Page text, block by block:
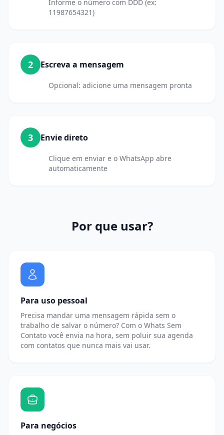
Informe o número com DDD (ex:
11987654321)
2 Escreva a mensagem
Opcional: adicione uma mensagem pronta
3 Envie direto
Clique em enviar e o WhatsApp abre
automaticamente
Por que usar?
Para uso pessoal
Precisa mandar uma mensagem rápida sem o
trabalho de salvar o número? Com o Whats Sem
Contato você envia na hora, sem poluir sua agenda
com contatos que nunca mais vai usar.
Para negócios